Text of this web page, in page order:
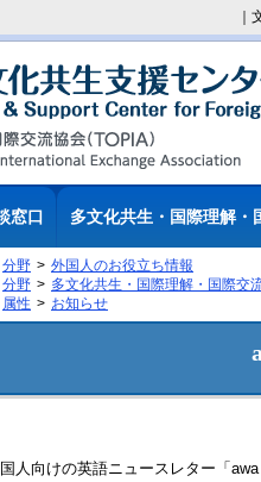
｜
窓口 多文化共生・国際理解・
分野
外国人のお役立ち情報
分野
多文化共生・国際理解・国際交
属性 お知らせ
人向けの英語ニュースレター「